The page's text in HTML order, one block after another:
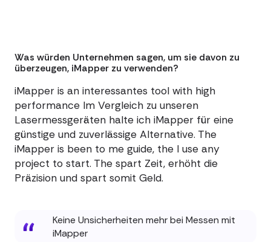
Was würden Unternehmen sagen, um sie davon zu
überzeugen, iMapper zu verwenden?
iMapper is an interessantes tool with high
performance Im Vergleich zu unseren
Lasermessgeräten halte ich iMapper für eine
günstige und zuverlässige Alternative. The
iMapper is been to me guide, the I use any
project to start. The spart Zeit, erhöht die
Präzision und spart somit Geld.
Keine Unsicherheiten mehr bei Messen mit
iMapper